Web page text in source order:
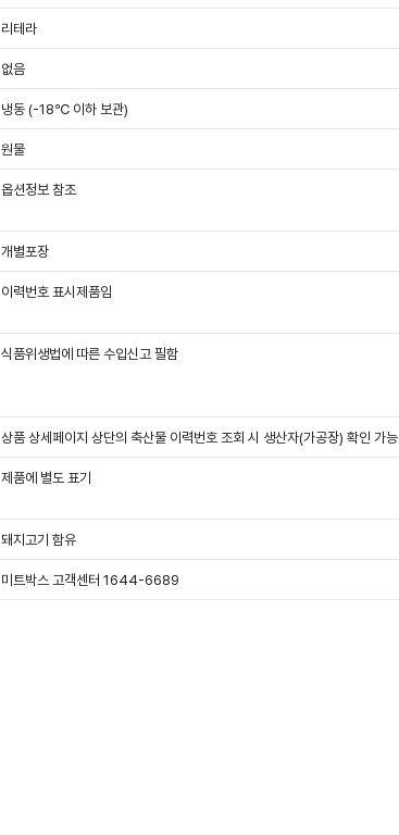
리테라
없음
냉동 (-18℃ 이하 보관)
원물
옵션정보 참조
개별포장
이력번호 표시제품임
식품위생법에 따른 수입신고 필함
상품 상세페이지 상단의 축산물 이력번호 조회 시 생산자(가공장) 확인 가능
제품에 별도 표기
돼지고기 함유
미트박스 고객센터 1644-6689